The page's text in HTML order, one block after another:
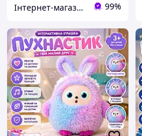
Інтернет-магазин TRINTA 99%